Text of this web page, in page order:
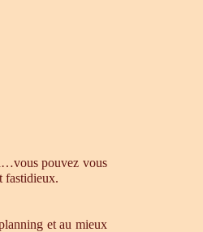
pouvez vous
fastidieux.
et au mieux